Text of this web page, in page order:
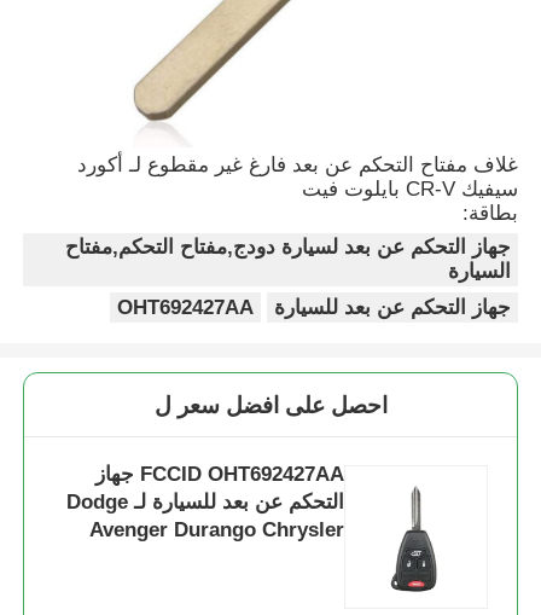
غلاف مفتاح التحكم عن بعد فارغ غير مقطوع لـ أكورد
سيفيك CR-V بايلوت فيت
بطاقة:
جهاز التحكم عن بعد لسيارة دودج,مفتاح التحكم,مفتاح
السيارة
جهاز التحكم عن بعد للسيارة
OHT692427AA
احصل على افضل سعر ل
FCCID OHT692427AA جهاز
التحكم عن بعد للسيارة لـ Dodge
Avenger Durango Chrysler